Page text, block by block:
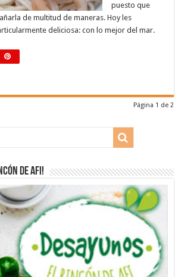
puesto que
de multitud de maneras. Hoy les
deliciosa: con lo mejor del mar.
Página 1 de 2
de Afi!